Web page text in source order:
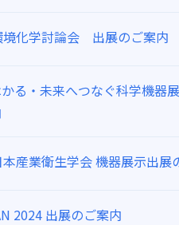
境化学討論会 出展のご案内
る・未来へつなぐ科学機器
産業衛生学会 機器展示出展
2024 出展のご案内